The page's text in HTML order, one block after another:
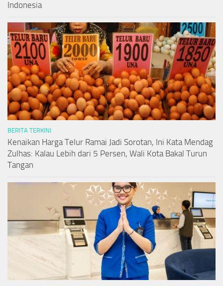
Indonesia
BERITA TERKINI
Kenaikan Harga Telur Ramai Jadi Sorotan, Ini Kata Mendag
Zulhas: Kalau Lebih dari 5 Persen, Wali Kota Bakal Turun
Tangan